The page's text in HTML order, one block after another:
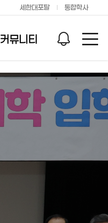
세한대포탈 통합학사
커뮤니티